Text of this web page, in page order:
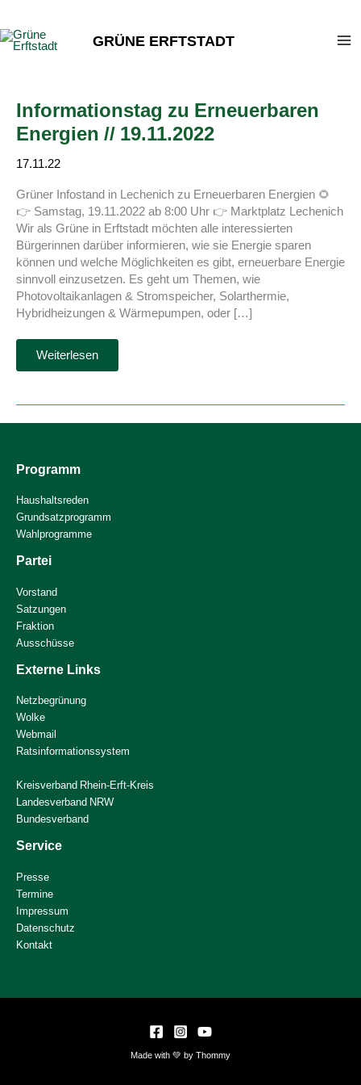
springen
GRÜNE ERFTSTADT
Informationstag zu Erneuerbaren
Energien // 19.11.2022
17.11.22
Grüner Infostand in Lechenich zu Erneuerbaren Energien 🌻
👉 Samstag, 19.11.2022 ab 8:00 Uhr 👉 Marktplatz Lechenich
Wir als Grüne in Erftstadt möchten alle interessierten
Bürgerinnen darüber informieren, wie sie Energie sparen
können und welche Möglichkeiten es gibt, erneuerbare Energie
sinnvoll einzusetzen. Es geht um Themen, wie
Photovoltaikanlagen & Stromspeicher, Solarthermie,
Hybridheizungen & Wärmepumpen, oder […]
Informationstag
Erneuerbaren
19.11.2022
Weiterlesen
Programm
Haushaltsreden
Grundsatzprogramm
Wahlprogramme
Partei
Vorstand
Satzungen
Fraktion
Ausschüsse
Externe Links
Netzbegrünung
Wolke
Webmail
Ratsinformationssystem
Kreisverband Rhein-Erft-Kreis
Landesverband NRW
Bundesverband
Service
Presse
Termine
Impressum
Datenschutz
Kontakt
Made with 💚 by Thommy